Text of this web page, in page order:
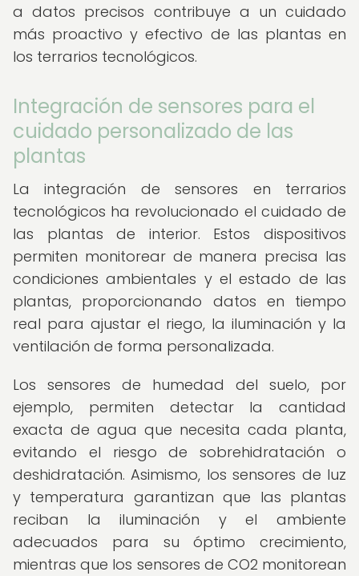
a datos precisos contribuye a un cuidado
más proactivo y efectivo de las plantas en
los terrarios tecnológicos.
Integración de sensores para el
cuidado personalizado de las
plantas
La integración de sensores en terrarios
tecnológicos ha revolucionado el cuidado de
las plantas de interior. Estos dispositivos
permiten monitorear de manera precisa las
condiciones ambientales y el estado de las
plantas, proporcionando datos en tiempo
real para ajustar el riego, la iluminación y la
ventilación de forma personalizada.
Los sensores de humedad del suelo, por
ejemplo, permiten detectar la cantidad
exacta de agua que necesita cada planta,
evitando el riesgo de sobrehidratación o
deshidratación. Asimismo, los sensores de luz
y temperatura garantizan que las plantas
reciban la iluminación y el ambiente
adecuados para su óptimo crecimiento,
mientras que los sensores de CO2 monitorean